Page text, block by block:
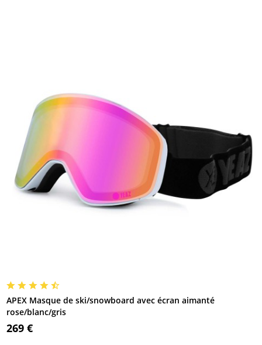
APEX Masque de ski/snowboard avec écran aimanté
rose/blanc/gris
269 €